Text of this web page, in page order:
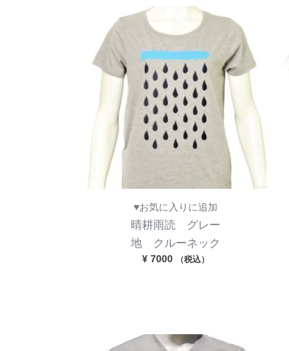
♥お気に入りに追加
晴耕雨読 グレー
地 クルーネック
¥7000 （税込）